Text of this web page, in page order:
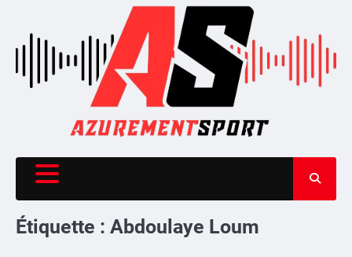
content
Étiquette : Abdoulaye Loum